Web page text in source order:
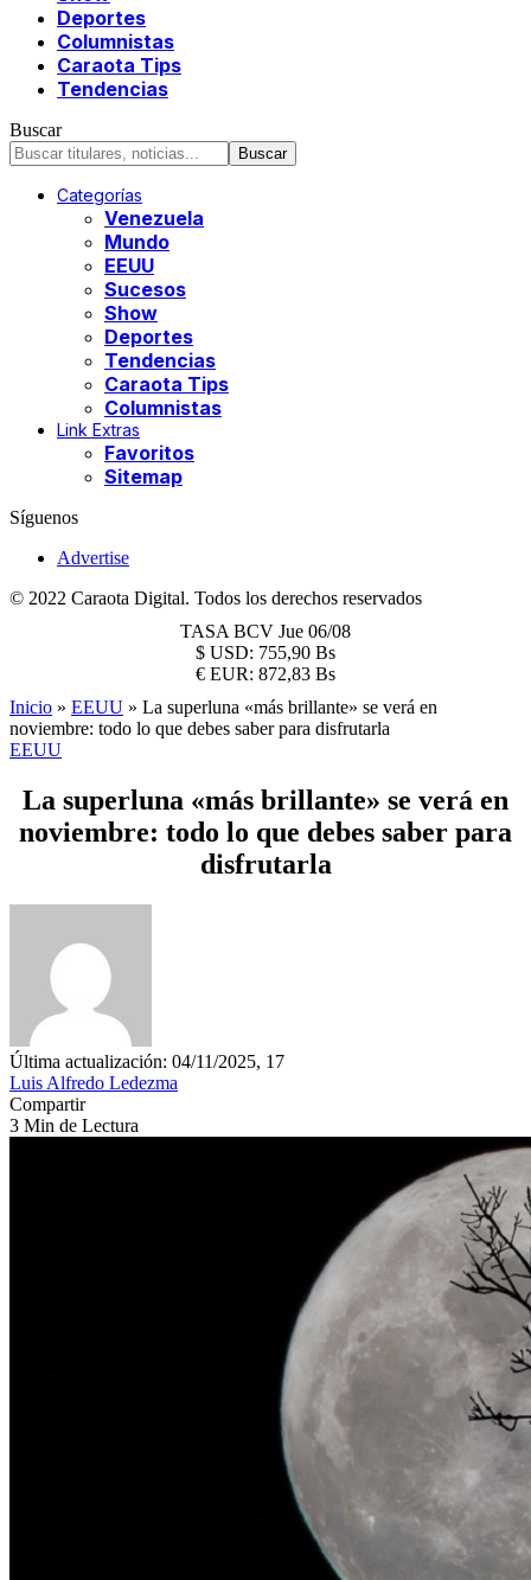
Deportes
Columnistas
Caraota Tips
Tendencias
Buscar
Categorías
Venezuela
Mundo
EEUU
Sucesos
Show
Deportes
Tendencias
Caraota Tips
Columnistas
Link Extras
Favoritos
Sitemap
Síguenos
Advertise
© 2022 Caraota Digital. Todos los derechos reservados
TASA BCV Jue 06/08
$ USD: 755,90 Bs
€ EUR: 872,83 Bs
Inicio » EEUU » La superluna «más brillante» se verá en
noviembre: todo lo que debes saber para disfrutarla
EEUU
La superluna «más brillante» se verá en
noviembre: todo lo que debes saber para
disfrutarla
Última actualización: 04/11/2025, 17
Luis Alfredo Ledezma
Compartir
3 Min de Lectura